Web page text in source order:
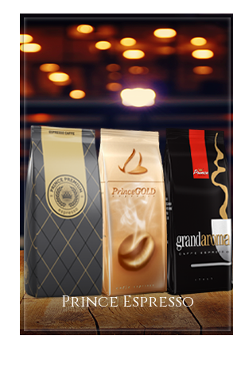
Prince Espresso